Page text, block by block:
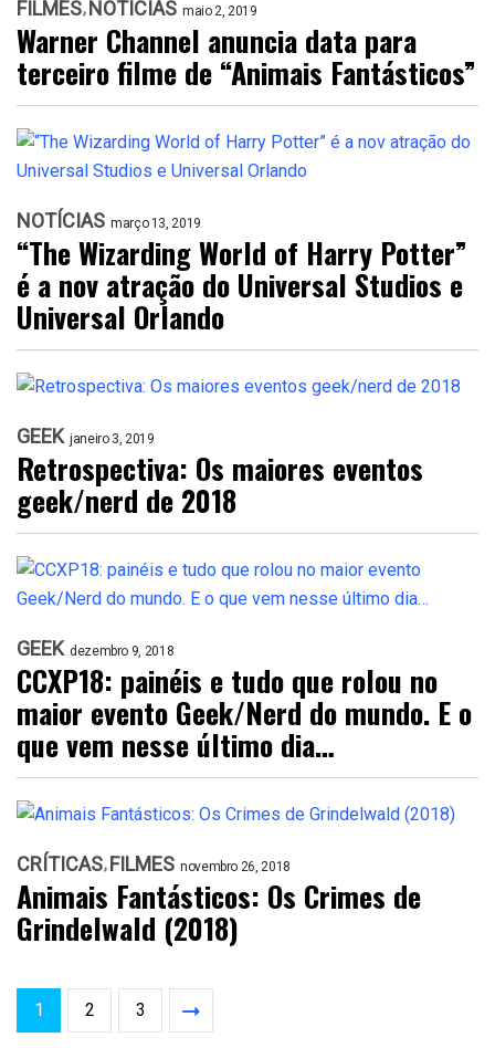
FILMES NOTÍCIAS maio 2, 2019
Warner Channel anuncia data para
terceiro filme de “Animais Fantásticos”
NOTÍCIAS março 13, 2019
“The Wizarding World of Harry Potter”
é a nov atração do Universal Studios e
Universal Orlando
GEEK janeiro 3, 2019
Retrospectiva: Os maiores eventos
geek/nerd de 2018
GEEK dezembro 9, 2018
CCXP18: painéis e tudo que rolou no
maior evento Geek/Nerd do mundo. E o
que vem nesse último dia…
CRÍTICAS FILMES novembro 26, 2018
Animais Fantásticos: Os Crimes de
Grindelwald (2018)
1 2 3